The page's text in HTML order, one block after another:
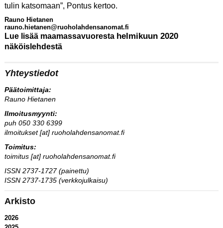
tulin katsomaan”, Pontus kertoo.
Rauno Hietanen
rauno.hietanen@ruoholahdensanomat.fi
Lue lisää maamassavuoresta helmikuun 2020
näköislehdestä
Yhteystiedot
Päätoimittaja:
Rauno Hietanen
Ilmoitusmyynti:
puh 050 330 6399
ilmoitukset [at] ruoholahdensanomat.fi
Toimitus:
toimitus [at] ruoholahdensanomat.fi
ISSN 2737-1727 (painettu)
ISSN 2737-1735 (verkkojulkaisu)
Arkisto
2026